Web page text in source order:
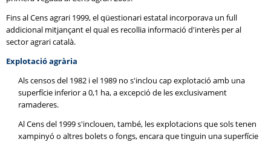
Fins al Cens agrari 1999, el qüestionari estatal incorporava un full
addicional mitjançant el qual es recollia informació d'interès per al
sector agrari català.
Explotació agrària
Als censos del 1982 i el 1989 no s'inclou cap explotació amb una
superfície inferior a 0,1 ha, a excepció de les exclusivament
ramaderes.
Al Cens del 1999 s'inclouen, també, les explotacions que sols tenen
xampinyó o altres bolets o fongs, encara que tinguin una superfície